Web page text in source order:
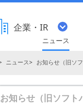
企業・IR
ニュース
ニュース お知らせ（旧ソ
お知らせ（旧ソフト